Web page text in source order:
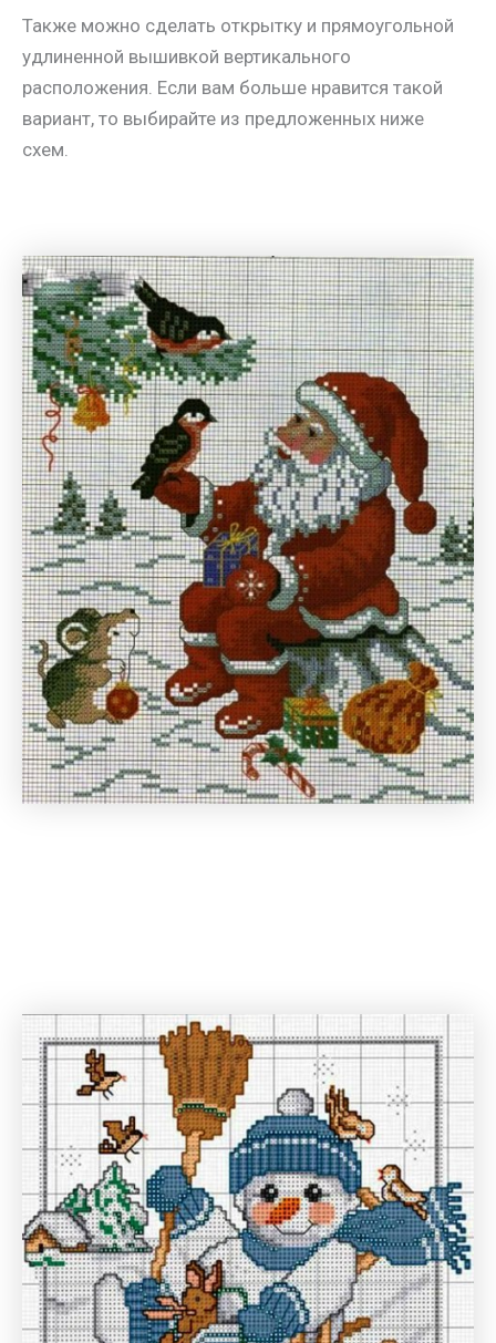
Также можно сделать открытку и прямоугольной
удлиненной вышивкой вертикального
расположения. Если вам больше нравится такой
вариант, то выбирайте из предложенных ниже
схем.